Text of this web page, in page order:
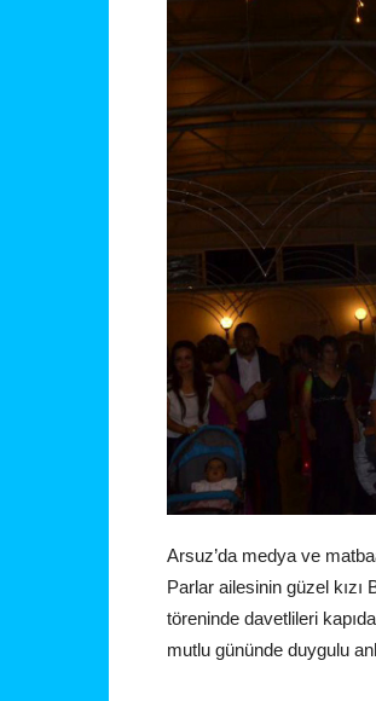
Arsuz’da medya ve
Parlar ailesinin güzel
töreninde davetlileri
mutlu gününde duygulu